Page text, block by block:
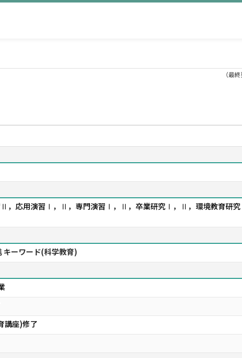
（最
Ⅱ，応用演習Ⅰ，Ⅱ，専門演習Ⅰ，Ⅱ，卒業研究Ⅰ，Ⅱ，環境教育研
キーワード(科学教育)
講座)修了